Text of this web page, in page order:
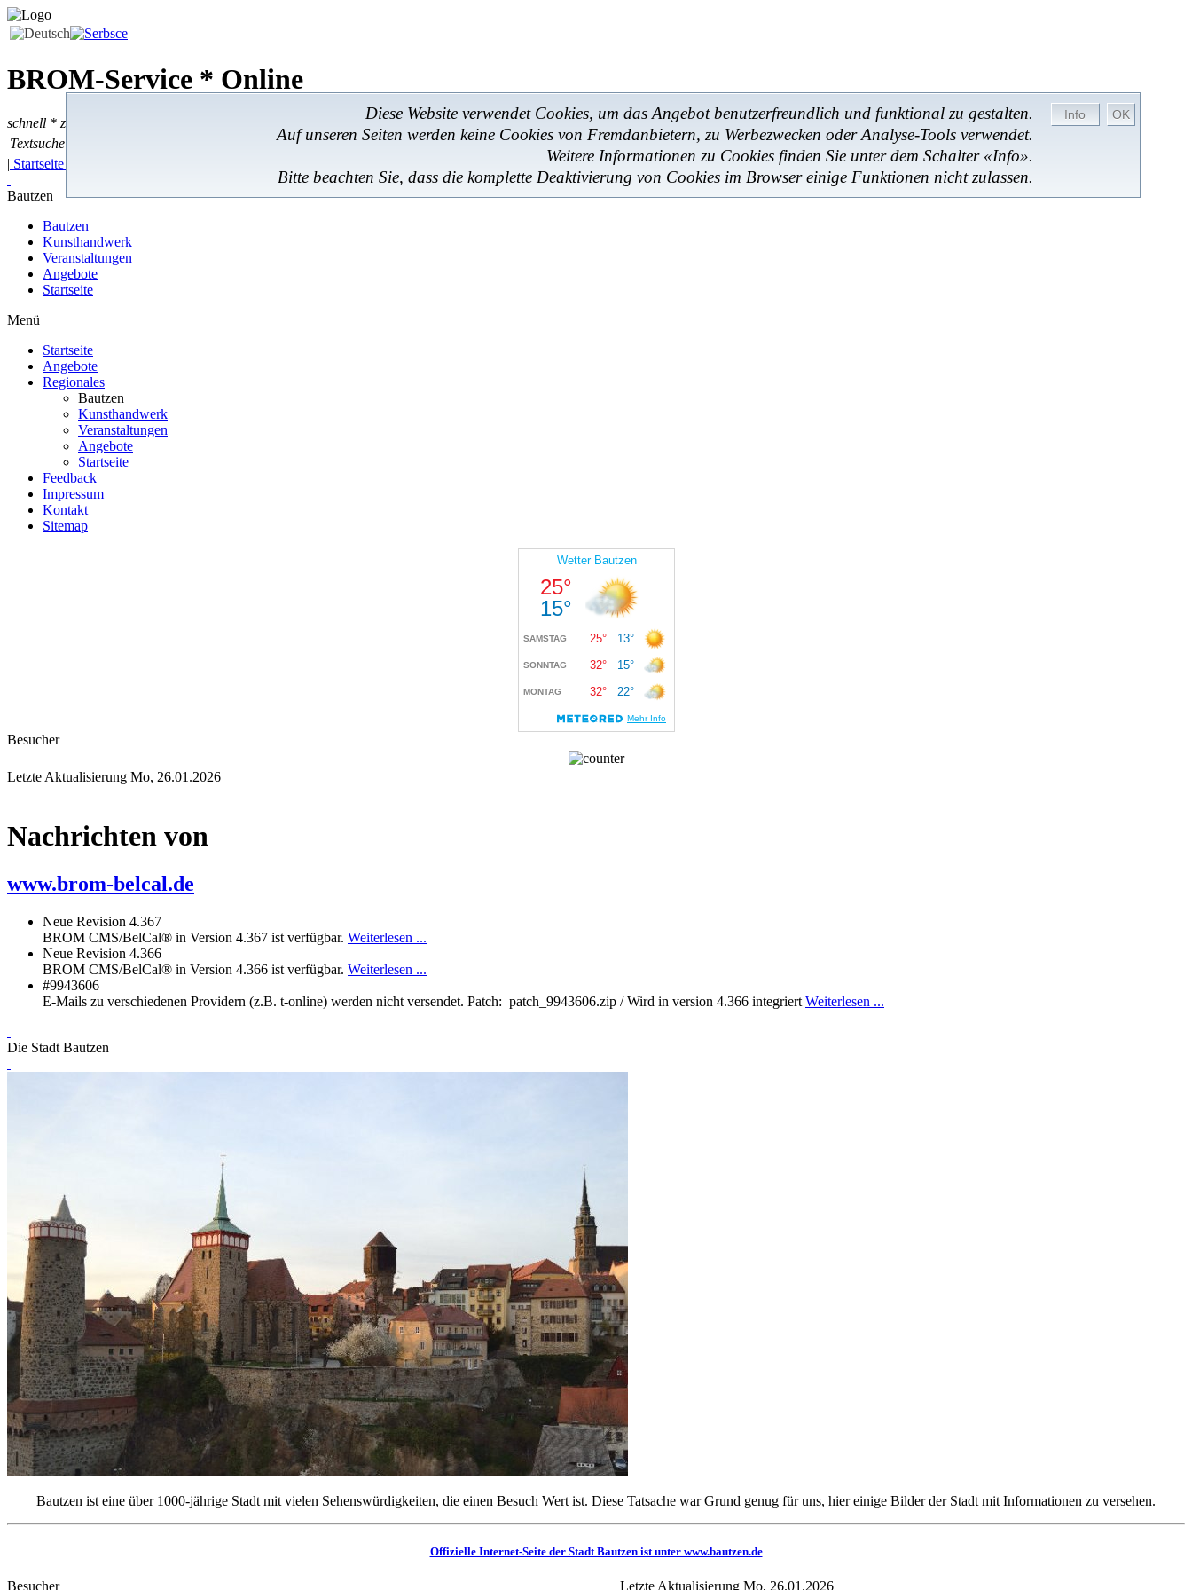
BROM-Service * Online
schnell * zuverlässig * kostengünstig
Diese Website verwendet Cookies, um das Angebot benutzerfreundlich und funktional zu gestalten.
Auf unseren Seiten werden keine Cookies von Fremdanbietern, zu Werbezwecken oder Analyse-Tools verwendet.
Weitere Informationen zu Cookies finden Sie unter dem Schalter «Info».
Bitte beachten Sie, dass die komplette Deaktivierung von Cookies im Browser einige Funktionen nicht zulassen.
Textsuche:
Textsuche
| Startseite
Bautzen
Bautzen
Kunsthandwerk
Veranstaltungen
Angebote
Startseite
Menü
Startseite
Angebote
Regionales
Bautzen
Kunsthandwerk
Veranstaltungen
Angebote
Startseite
Feedback
Impressum
Kontakt
Sitemap
Besucher
Letzte Aktualisierung Mo, 26.01.2026
Nachrichten von
www.brom-belcal.de
Neue Revision 4.367
BROM CMS/BelCal® in Version 4.367 ist verfügbar. Weiterlesen ...
Neue Revision 4.366
BROM CMS/BelCal® in Version 4.366 ist verfügbar. Weiterlesen ...
#9943606
E-Mails zu verschiedenen Providern (z.B. t-online) werden nicht versendet. Patch: patch_9943606.zip / Wird in version 4.366 integriert Weiterlesen ...
Die Stadt Bautzen
Bautzen ist eine über 1000-jährige Stadt mit vielen Sehenswürdigkeiten, die einen Besuch Wert ist. Diese Tatsache war Grund genug für uns, hier einige Bilder der Stadt mit Informationen zu versehen.
Offizielle Internet-Seite der Stadt Bautzen ist unter www.bautzen.de
Besucher Letzte Aktualisierung Mo, 26.01.2026